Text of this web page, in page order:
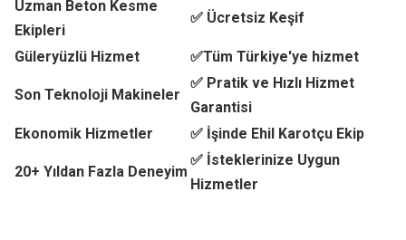
Uzman Beton Kesme
Ekipleri
✅ Ücretsiz Keşif
Güleryüzlü Hizmet ✅Tüm Türkiye'ye hizmet
Son Teknoloji Makineler
✅ Pratik ve Hızlı Hizmet
Garantisi
Ekonomik Hizmetler
✅ İşinde Ehil Karotçu Ekip
20+ Yıldan Fazla Deneyim
✅ İsteklerinize Uygun
Hizmetler